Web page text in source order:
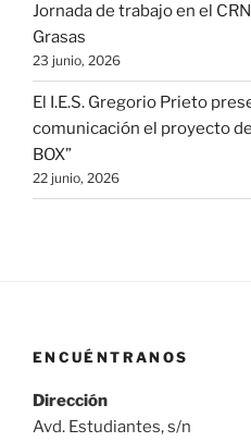
Jornada de trabajo en el
Grasas
23 junio, 2026
El I.E.S. Gregorio Prieto
comunicación el proyecto
BOX”
22 junio, 2026
ENCUÉNTRANOS
Dirección
Avd. Estudiantes, s/n